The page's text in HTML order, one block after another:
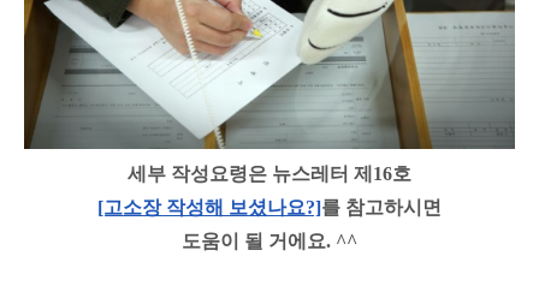
세부 작성요령은 뉴스레터 제16호
[고소장 작성해 보셨나요?]를 참고하시면
도움이 될 거에요. ^^